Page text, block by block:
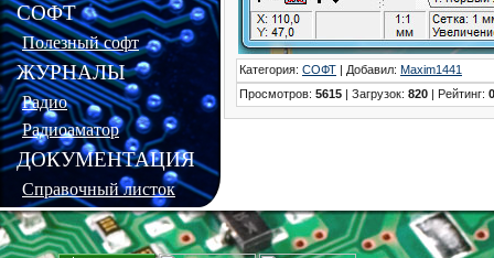
СОФТ
Полезный софт
ЖУРНАЛЫ
Радио
Радиоаматор
ДОКУМЕНТАЦИЯ
Справочный листок
Категория: СОФТ Добавил: Maxim1441
Просмотров: 5615 Загрузок: 820 Рейтинг: